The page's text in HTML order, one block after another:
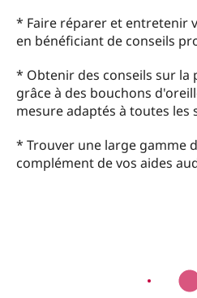
* Faire réparer et entretenir
en bénéficiant de conseils
* Obtenir des conseils sur
grâce à des bouchons
mesure adaptés à toutes les
* Trouver une large gamme
complément de vos aides